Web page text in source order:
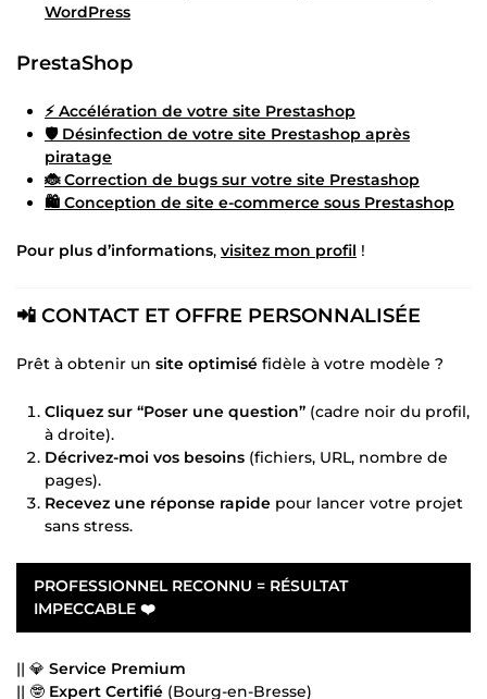
WordPress
PrestaShop
⚡ Accélération de votre site Prestashop
🛡️ Désinfection de votre site Prestashop après
piratage
🐞 Correction de bugs sur votre site Prestashop
🛍️ Conception de site e-commerce sous Prestashop
Pour plus d’informations, visitez mon profil !
📲 CONTACT ET OFFRE PERSONNALISÉE
Prêt à obtenir un site optimisé fidèle à votre modèle ?
Cliquez sur “Poser une question” (cadre noir du profil,
à droite).
Décrivez-moi vos besoins (fichiers, URL, nombre de
pages).
Recevez une réponse rapide pour lancer votre projet
sans stress.
PROFESSIONNEL RECONNU = RÉSULTAT
IMPECCABLE ❤️
|| 💎 Service Premium
|| 🤓 Expert Certifié (Bourg-en-Bresse)